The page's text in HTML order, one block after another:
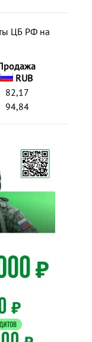
ЦБ РФ на
RUB
82,17
94,84